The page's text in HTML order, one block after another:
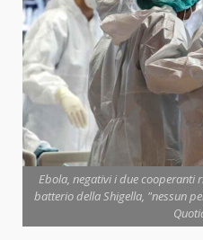
Ebola, negativi i due
batterio della Shigella, "nessun